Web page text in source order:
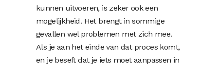
kunnen uitvoeren, is zeker ook een
mogelijkheid. Het brengt in sommige
gevallen wel problemen met zich mee.
Als je aan het einde van dat proces komt,
en je beseft dat je iets moet aanpassen in